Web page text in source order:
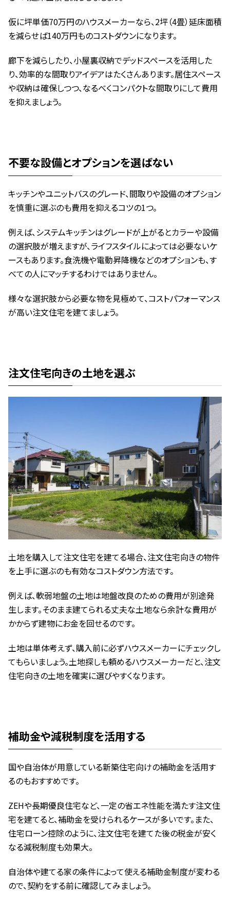
仮に坪単価70万円のハウスメーカーなら、2坪（4畳）延床面積
を減らせば140万円ものコストダウンになります。
廊下を減らしたり、小屋裏収納でデッドスペースを活用した
り、効率的な間取りアイデアはたくさんあります。居住スペース
や収納は確保しつつ、なるべくコンパクトな間取りにして費用
を抑えましょう。
不要な設備とオプションを選ばない
キッチンやユニットバスのグレード、間取りや設備のオプション
を慎重に選ぶのも費用を抑えるコツの1つ。
例えば、システムキッチンはグレードが上がるとカラーや設備
の選択肢が増えますが、ライフスタイルによっては必要ないケ
ースもあります。食洗機や電動昇降機などのオプションも、す
べての人にマッチするわけではありません。
様々な選択肢から必要な物を見極めて、コストパフォーマンス
が高い注文住宅を建てましょう。
注文住宅向きの土地を選ぶ
土地を購入して注文住宅を建てる場合、注文住宅向きの物件
を上手に選ぶのも有効なコストダウン方法です。
例えば、軟弱地盤の土地は地盤改良のための費用が別途発
生します。そのまま建てられる丈夫な土地なら余計な費用が
かからず建物にお金を回せるのです。
土地は単体考えず、購入前に必ずハウスメーカーにチェックし
てもらいましょう。土地探しも頼めるハウスメーカーだと、注文
住宅向きの土地を確実に選びやすくなります。
補助金や減税制度を活用する
国や自治体が用意している新築住宅向けの補助金を活用す
るのもおすすめです。
ZEHや長期優良住宅など、一定の省エネ性能を満たす注文住
宅を建てると、補助金を受けられるケースが多いです。また、
住宅ローン控除のように、注文住宅を建てた後の税金が安く
なる減税制度も効果大。
自治体や建てる家の条件によって使える補助金制度が変わる
ので、契約をする前に確認してみましょう。